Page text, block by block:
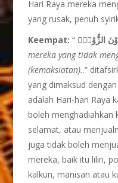
Hari Raya mereka
yang rusak, penuh
Keempat: “
mereka yang tidak
(kemaksiatan)..”
yang dimaksud
adalah Hari-hari Raya
boleh menghadiahkan
selamat, atau
juga tidak boleh
mereka, baik itu lilin,
kalkun, manisan atau